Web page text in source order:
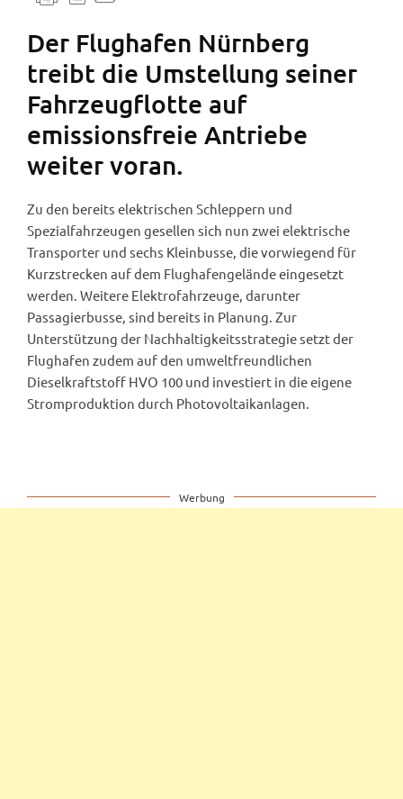
Der Flughafen Nürnberg
treibt die Umstellung seiner
Fahrzeugflotte auf
emissionsfreie Antriebe
weiter voran.
Zu den bereits elektrischen Schleppern und
Spezialfahrzeugen gesellen sich nun zwei elektrische
Transporter und sechs Kleinbusse, die vorwiegend für
Kurzstrecken auf dem Flughafengelände eingesetzt
werden. Weitere Elektrofahrzeuge, darunter
Passagierbusse, sind bereits in Planung. Zur
Unterstützung der Nachhaltigkeitsstrategie setzt der
Flughafen zudem auf den umweltfreundlichen
Dieselkraftstoff HVO 100 und investiert in die eigene
Stromproduktion durch Photovoltaikanlagen.
Werbung